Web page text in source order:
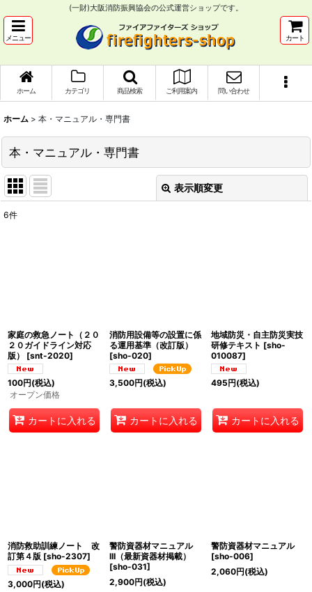
(一財)大阪消防振興協会の公式運営ショップです。
メニュー カート
ホーム カテゴリ 商品検索 ご利用案内 問い合わせ
ホーム > 本・マニュアル・専門書
本・マニュアル・専門書
表示順変更
6件
家庭の救急ノート（２０
２０ガイドライン対応
版）
[snt-2020]
100円(税込)
オープン価格
カートに入れる
消防用設備等の設置に係
る運用基準（改訂版）
[sho-020]
3,500円(税込)
カートに入れる
地域防災・自主防災実技
研修テキスト [sho-
010087]
495円(税込)
カートに入れる
消防救助訓練ノート 改
訂第４版 [sho-2307]
3,000円(税込)
警防資器材マニュアル
III（最新資器材掲載）
[sho-031]
2,900円(税込)
警防資器材マニュアル
[sho-006]
2,060円(税込)